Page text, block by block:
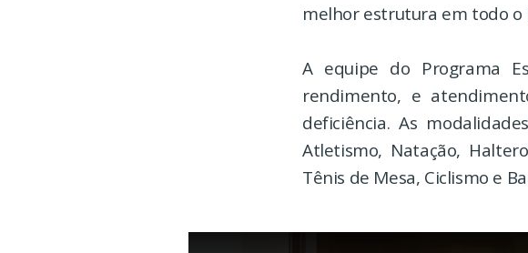
melhor estrutura em todo o
A equipe do Programa
rendimento, e
deficiência. As
Atletismo, Natação,
Tênis de Mesa, Ciclismo e